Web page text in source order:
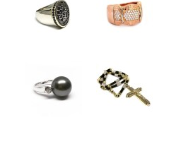
STONČIENĖ
Esu Kristina,
Klaipėdoje ir iki
šiol gyvenu čia.